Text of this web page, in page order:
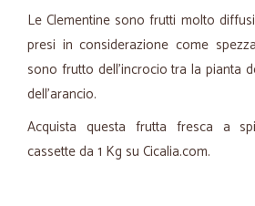
Le Clementine sono frutti molto
presi in considerazione come
sono frutto dell'incrocio tra la pianta
dell'arancio.
Acquista questa frutta fresca a
cassette da 1 Kg su Cicalia.com.